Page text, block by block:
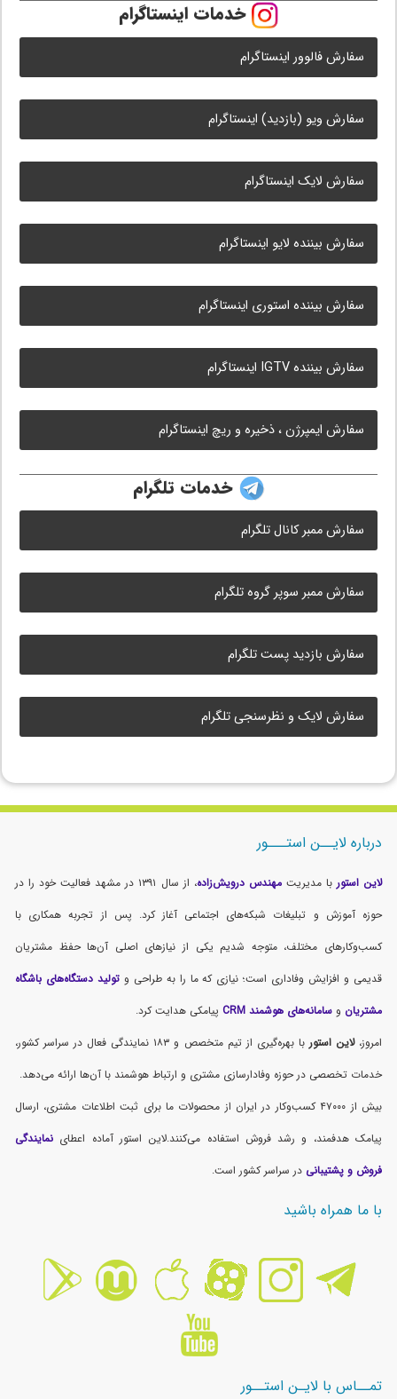
خدمات اینستاگرام
سفارش فالوور اینستاگرام
سفارش ویو (بازدید) اینستاگرام
سفارش لایک اینستاگرام
سفارش بیننده لایو اینستاگرام
سفارش بیننده استوری اینستاگرام
سفارش بیننده IGTV اینستاگرام
سفارش ایمپرژن ، ذخیره و ریچ اینستاگرام
خدمات تلگرام
سفارش ممبر کانال تلگرام
سفارش ممبر سوپر گروه تلگرام
سفارش بازدید پست تلگرام
سفارش لایک و نظرسنجی تلگرام